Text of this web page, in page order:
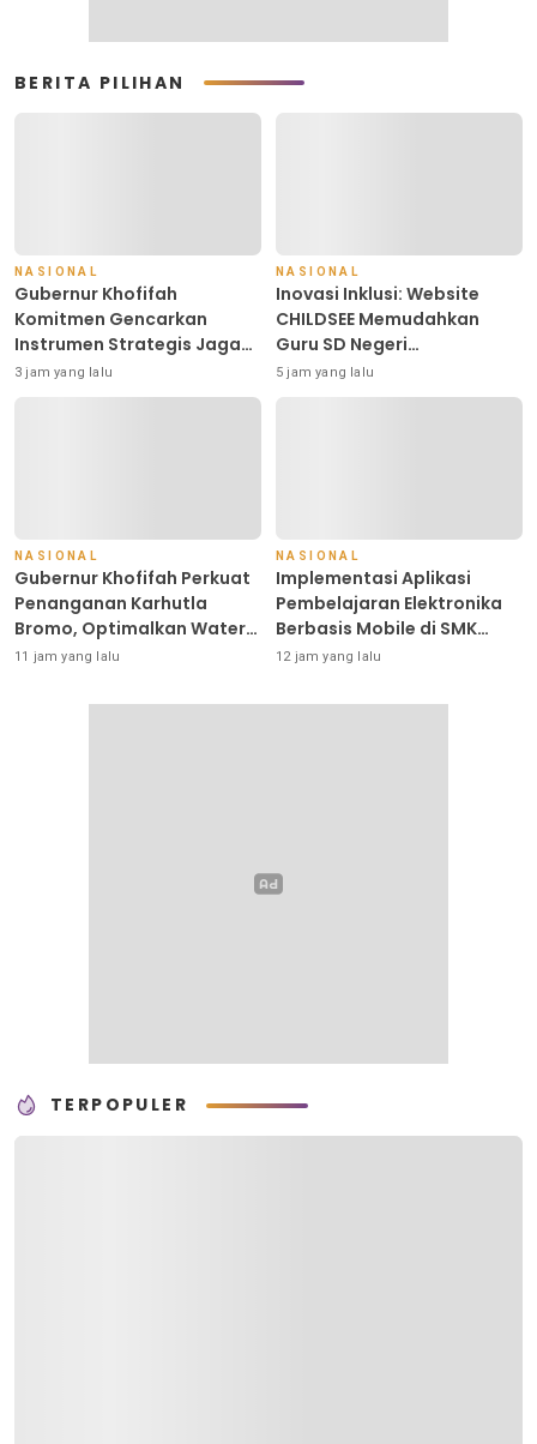
BERITA PILIHAN
NASIONAL
Gubernur Khofifah
Komitmen Gencarkan
Instrumen Strategis Jaga
Daya Beli di Tengah
Dinamika Harga Pangan,
3 jam yang lalu
NASIONAL
Inovasi Inklusi: Website
CHILDSEE Memudahkan
Guru SD Negeri
Bantargebang III dalam
Identifikasi Anak
5 jam yang lalu
NASIONAL
Gubernur Khofifah Perkuat
Penanganan Karhutla
Bromo, Optimalkan Water
Bombing, Drone dan
11 jam yang lalu
NASIONAL
Implementasi Aplikasi
Pembelajaran Elektronika
Berbasis Mobile di SMK
Negeri 10 Kota Bekasi,
Inovasi Pembelajaran
12 jam yang lalu
TERPOPULER